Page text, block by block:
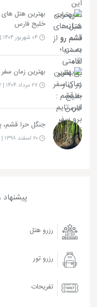
بهترین هتل های
خلیج فارس
بهترین زمان
جنگل حرا
رزرو هتل
رزرو تور
تفریحات